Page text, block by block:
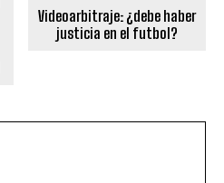
Videoarbitraje: ¿debe haber
justicia en el futbol?